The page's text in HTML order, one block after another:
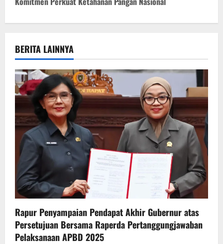
n
v
i
g
a
t
i
o
n
BERITA LAINNYA
Rapur Penyampaian Pendapat Akhir Gubernur atas
Persetujuan Bersama Raperda Pertanggungjawaban
Pelaksanaan APBD 2025